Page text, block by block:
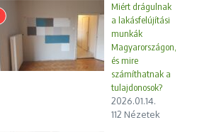
Miért drágulnak
a lakásfelújítási
munkák
Magyarországon,
és mire
számíthatnak a
tulajdonosok?
2026.01.14.
112 Nézetek